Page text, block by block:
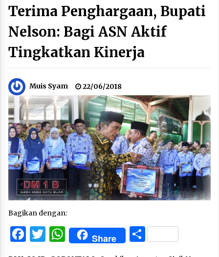
Terima Penghargaan, Bupati
Nelson: Bagi ASN Aktif
Tingkatkan Kinerja
Muis Syam 22/06/2018
Bagikan dengan:
Facebook
Twitter
WhatsApp
Share Share